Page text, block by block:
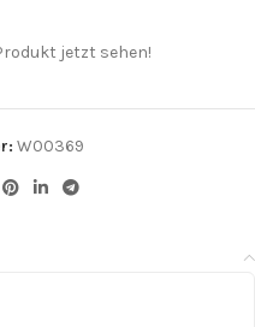
jetzt sehen!
W00369